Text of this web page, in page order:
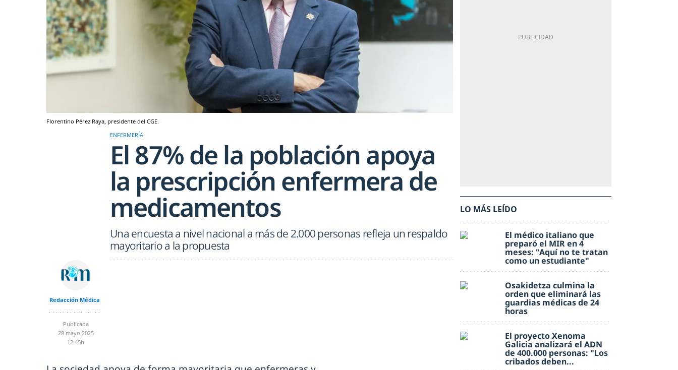
Florentino Pérez Raya, presidente del CGE.
ENFERMERÍA
El 87% de la población apoya
la prescripción enfermera de
medicamentos
Una encuesta a nivel nacional a más de 2.000 personas refleja un respaldo
mayoritario a la propuesta
Redacción Médica
Publicada
28 mayo 2025
12:45h
LO MÁS LEÍDO
El médico italiano que
preparó el MIR en 4
meses: "Aquí no te tratan
como un estudiante"
Osakidetza culmina la
orden que eliminará las
guardias médicas de 24
horas
El proyecto Xenoma
Galicia analizará el ADN
de 400.000 personas: "Los
cribados deben...